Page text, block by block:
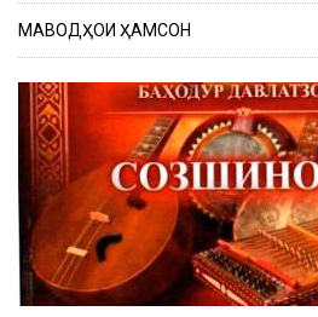
МАВОДҲОИ ҲАМСОН